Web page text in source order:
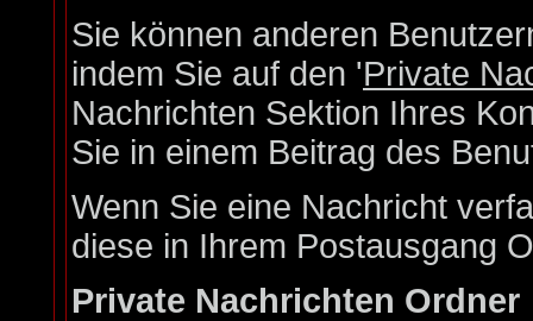
Sie können anderen
indem Sie auf den 'Private
Nachrichten Sektion Ihres
Sie in einem Beitrag des
Wenn Sie eine Nachricht
diese in Ihrem Postausgang
Private Nachrichten Ordner